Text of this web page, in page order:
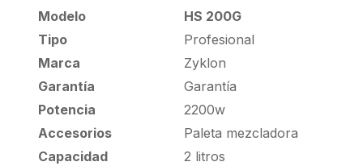
Modelo
HS 200G
Tipo
Profesional
Marca
Zyklon
Garantía
Garantía
Potencia
2200w
Accesorios
Paleta mezcladora
Capacidad
2 litros